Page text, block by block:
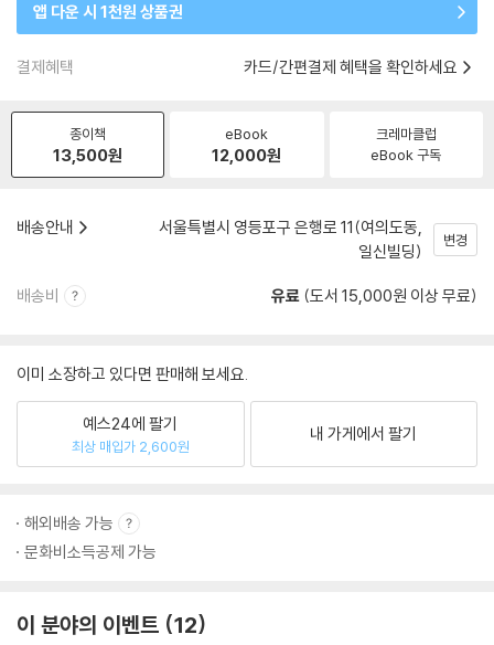
앱 다운 시 1천원 상품권
결제혜택 카드/간편결제 혜택을 확인하세요
종이책
13,500원
eBook
12,000원
크레마클럽
eBook 구독
배송안내
서울특별시 영등포구 은행로 11(여의도동,
일신빌딩)
변경
배송비 유료 (도서 15,000원 이상 무료)
이미 소장하고 있다면 판매해 보세요.
예스24에 팔기
최상 매입가 2,600원
내 가게에서 팔기
해외배송 가능
문화비소득공제 가능
이 분야의 이벤트 12